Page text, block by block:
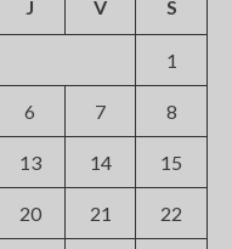
J V S
1
6 7 8
13 14 15
20 21 22